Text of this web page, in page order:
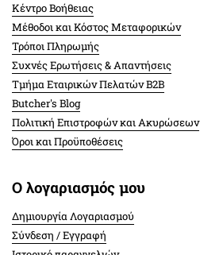
Κέντρο Βοήθειας
Μέθοδοι και Κόστος Μεταφορικών
Τρόποι Πληρωμής
Συχνές Ερωτήσεις & Απαντήσεις
Τμήμα Εταιρικών Πελατών Β2Β
Butcher's Blog
Πολιτική Επιστροφών και Ακυρώσεων
Όροι και Προϋποθέσεις
Ο λογαριασμός μου
Δημιουργία Λογαριασμού
Σύνδεση / Εγγραφή